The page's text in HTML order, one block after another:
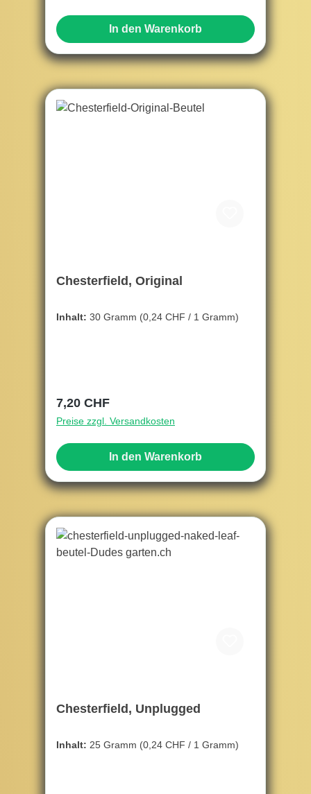
In den Warenkorb
Chesterfield, Original
Inhalt: 30 Gramm (0,24 CHF / 1 Gramm)
Regulärer Preis:
7,20 CHF
Preise zzgl. Versandkosten
In den Warenkorb
Chesterfield, Unplugged
Inhalt: 25 Gramm (0,24 CHF / 1 Gramm)